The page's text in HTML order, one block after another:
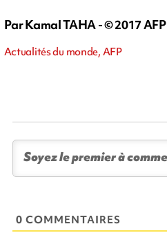
Par Kamal TAHA - © 2017 AFP
Actualités du monde, AFP
0 COMMENTAIRES